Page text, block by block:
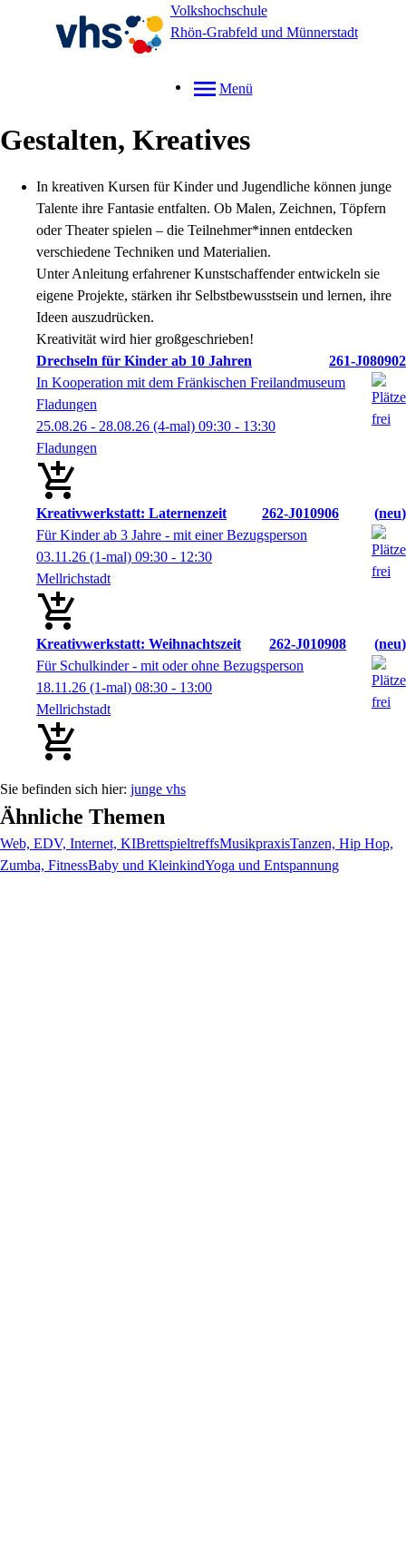
Volkshochschule
Rhön-Grabfeld und Münnerstadt
Menü
Gestalten, Kreatives
In kreativen Kursen für Kinder und Jugendliche können junge
Talente ihre Fantasie entfalten. Ob Malen, Zeichnen, Töpfern
oder Theater spielen – die Teilnehmer*innen entdecken
verschiedene Techniken und Materialien.
Unter Anleitung erfahrener Kunstschaffender entwickeln sie
eigene Projekte, stärken ihr Selbstbewusstsein und lernen, ihre
Ideen auszudrücken.
Kreativität wird hier großgeschrieben!
Drechseln für Kinder ab 10 Jahren
261-J080902
In Kooperation mit dem Fränkischen Freilandmuseum
Fladungen
25.08.26 - 28.08.26 (4-mal) 09:30 - 13:30
Fladungen
Kreativwerkstatt: Laternenzeit 262-J010906
neu
Für Kinder ab 3 Jahre - mit einer Bezugsperson
03.11.26 (1-mal) 09:30 - 12:30
Mellrichstadt
Kreativwerkstatt: Weihnachtszeit 262-J010908
neu
Für Schulkinder - mit oder ohne Bezugsperson
18.11.26 (1-mal) 08:30 - 13:00
Mellrichstadt
junge vhs
Ähnliche Themen
Web, EDV, Internet, KIBrettspieltreffsMusikpraxisTanzen, Hip Hop,
Zumba, FitnessBaby und KleinkindYoga und Entspannung